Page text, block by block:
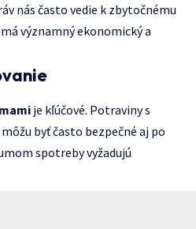
nás často vedie k zbytočnému
významný ekonomický a
je kľúčové. Potraviny s
byť často bezpečné aj po
spotreby vyžadujú